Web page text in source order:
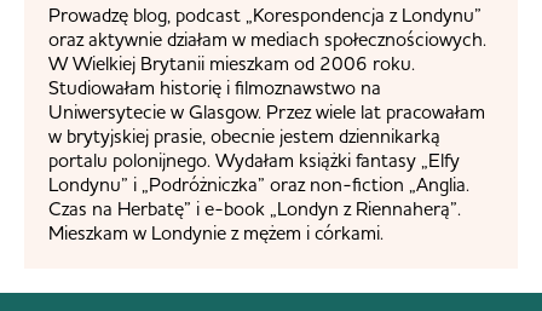
Prowadzę blog, podcast „Korespondencja z Londynu”
oraz aktywnie działam w mediach społecznościowych.
W Wielkiej Brytanii mieszkam od 2006 roku.
Studiowałam historię i filmoznawstwo na
Uniwersytecie w Glasgow. Przez wiele lat pracowałam
w brytyjskiej prasie, obecnie jestem dziennikarką
portalu polonijnego. Wydałam książki fantasy „Elfy
Londynu” i „Podróżniczka” oraz non-fiction „Anglia.
Czas na Herbatę” i e-book „Londyn z Riennaherą”.
Mieszkam w Londynie z mężem i córkami.